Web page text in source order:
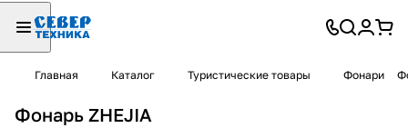
Главная Каталог Туристические товары Фонари
Фонарь ZHEJIA